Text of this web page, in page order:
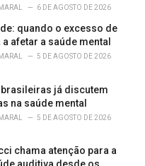
6 DE AGOSTO DE 2026
quando o excesso de
afetar a saúde mental
5 DE AGOSTO DE 2026
já discutem
na saúde mental
5 DE AGOSTO DE 2026
chama atenção para a